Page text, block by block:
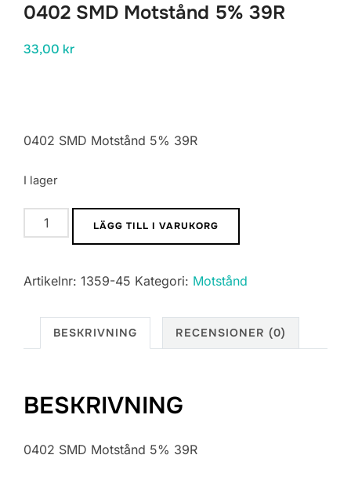
0402 SMD Motstånd 5% 39R
33,00 kr
0402 SMD Motstånd 5% 39R
I lager
0402
SMD
5%
mängd
LÄGG TILL I VARUKORG
Artikelnr: 1359-45 Kategori: Motstånd
BESKRIVNING RECENSIONER (0)
BESKRIVNING
0402 SMD Motstånd 5% 39R